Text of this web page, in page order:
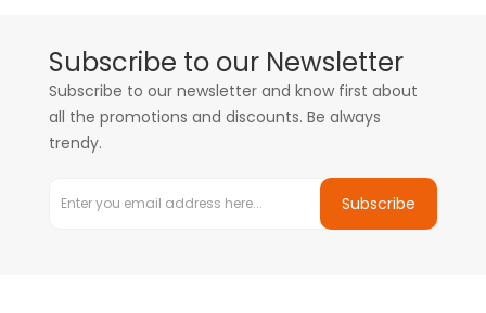
Subscribe to our Newsletter
Subscribe to our newsletter and know first about
all the promotions and discounts. Be always
trendy.
Subscribe